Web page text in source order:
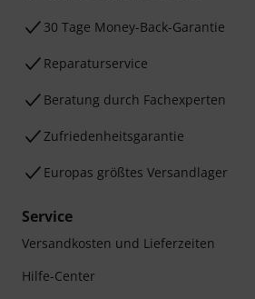
30 Tage Money-Back-Garantie
Reparaturservice
Beratung durch Fachexperten
Zufriedenheitsgarantie
Europas größtes Versandlager
Service
Versandkosten und Lieferzeiten
Hilfe-Center